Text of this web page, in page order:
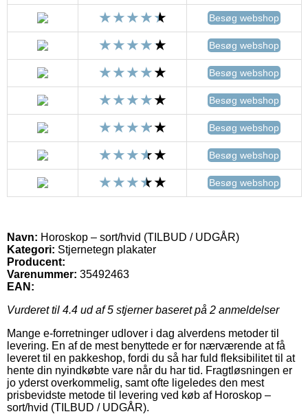
Besøg webshop
Besøg webshop
Besøg webshop
Besøg webshop
Besøg webshop
Besøg webshop
Besøg webshop
Navn: Horoskop – sort/hvid (TILBUD / UDGÅR)
Kategori: Stjernetegn plakater
Producent:
Varenummer: 35492463
EAN:
Vurderet til 4.4 ud af 5 stjerner baseret på 2 anmeldelser
Mange e-forretninger udlover i dag alverdens metoder til
levering. En af de mest benyttede er for nærværende at få
leveret til en pakkeshop, fordi du så har fuld fleksibilitet til at
hente din nyindkøbte vare når du har tid. Fragtløsningen er
jo yderst overkommelig, samt ofte ligeledes den mest
prisbevidste metode til levering ved køb af Horoskop –
sort/hvid (TILBUD / UDGÅR).